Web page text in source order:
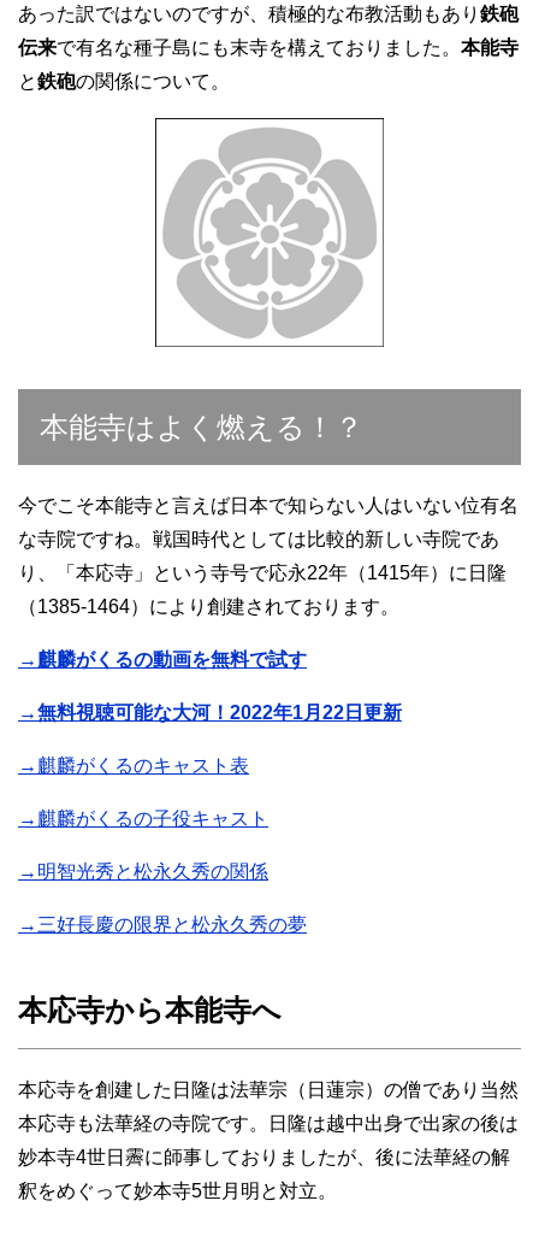
あった訳ではないのですが、積極的な布教活動もあり 鉄砲
伝来で有名な種子島にも末寺を構えておりました。 本能寺
と鉄砲の関係について。
本能寺はよく燃える！？
今でこそ本能寺と言えば日本で知らない人はいない位有名
な寺院ですね。戦国時代としては比較的新しい寺院であ
り、「本応寺」という寺号で応永22年（1415年）に日隆
（1385-1464）により創建されております。
→麒麟がくるの動画を無料で試す
→無料視聴可能な大河！2022年1月22日更新
→麒麟がくるのキャスト表
→麒麟がくるの子役キャスト
→明智光秀と松永久秀の関係
→三好長慶の限界と松永久秀の夢
本応寺から本能寺へ
本応寺を創建した日隆は法華宗（日蓮宗）の僧であり当然
本応寺も法華経の寺院です。日隆は越中出身で出家の後は
妙本寺4世日霽に師事しておりましたが、後に法華経の解
釈をめぐって妙本寺5世月明と対立。